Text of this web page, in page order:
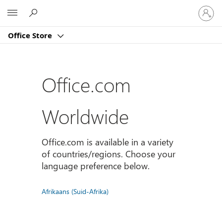
Office Store
Sign
in
to
account
Office.com
Worldwide
Office.com is available in a variety
of countries/regions. Choose your
language preference below.
Afrikaans (Suid-Afrika)